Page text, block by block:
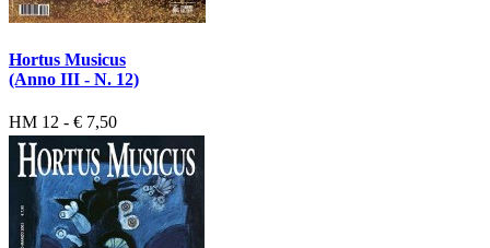
Hortus Musicus
(Anno III - N. 12)
HM 12 - € 7,50